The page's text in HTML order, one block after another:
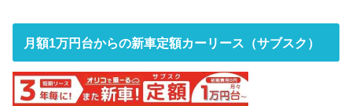
月額1万円台からの新車定額カーリース（サブスク）